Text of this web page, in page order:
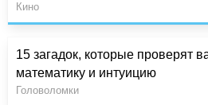
Кино
15 загадок, которые проверят
математику и интуицию
Головоломки